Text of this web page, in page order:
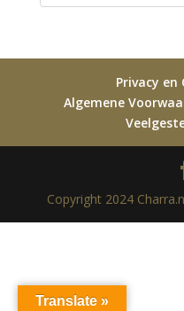
Privacy en
Algemene
Copyright 2024
Translate »